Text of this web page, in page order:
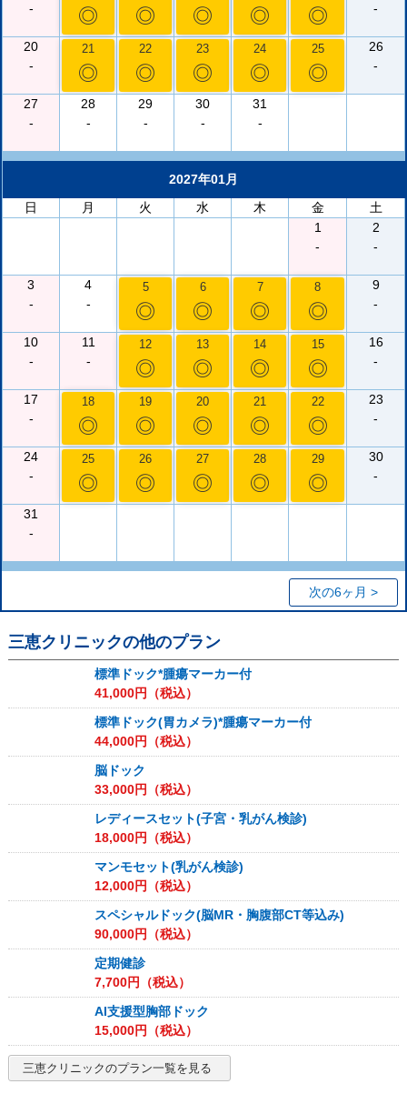
-
◎ ◎ ◎ ◎ ◎
-
20
-
21
◎
22
◎
23
◎
24
◎
25
◎
26
-
27
-
28
-
29
-
30
-
31
-
2027年01月
日
月 火 水 木 金
土
1
-
2
-
3
-
4
-
5
◎
6
◎
7
◎
8
◎
9
-
10
-
11
-
12
◎
13
◎
14
◎
15
◎
16
-
17
-
18
◎
19
◎
20
◎
21
◎
22
◎
23
-
24
-
25
◎
26
◎
27
◎
28
◎
29
◎
30
-
31
-
次の6ヶ月 >
三恵クリニックの他のプラン
標準ドック*腫瘍マーカー付
41,000円（税込）
標準ドック(胃カメラ)*腫瘍マーカー付
44,000円（税込）
脳ドック
33,000円（税込）
レディースセット(子宮・乳がん検診)
18,000円（税込）
マンモセット(乳がん検診)
12,000円（税込）
スペシャルドック(脳MR・胸腹部CT等込み)
90,000円（税込）
定期健診
7,700円（税込）
AI支援型胸部ドック
15,000円（税込）
三恵クリニックのプラン一覧を見る